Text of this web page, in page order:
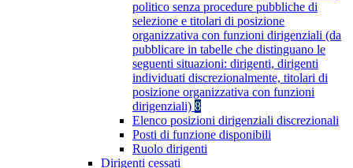
politico senza procedure pubbliche di
selezione e titolari di posizione
organizzativa con funzioni dirigenziali (da
pubblicare in tabelle che distinguano le
seguenti situazioni: dirigenti, dirigenti
individuati discrezionalmente, titolari di
posizione organizzativa con funzioni
dirigenziali) 8
Elenco posizioni dirigenziali discrezionali
Posti di funzione disponibili
Ruolo dirigenti
Dirigenti cessati